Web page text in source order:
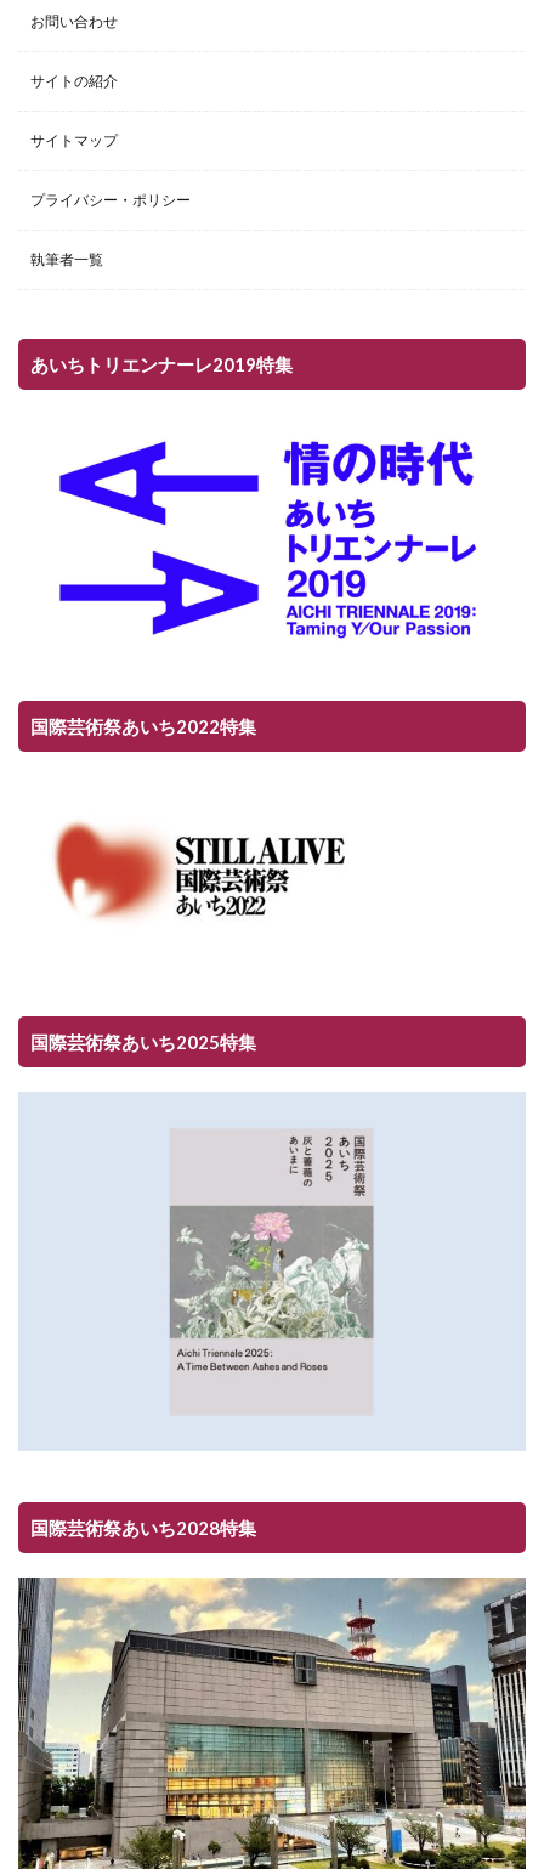
お問い合わせ
サイトの紹介
サイトマップ
プライバシー・ポリシー
執筆者一覧
あいちトリエンナーレ2019特集
国際芸術祭あいち2022特集
国際芸術祭あいち2025特集
国際芸術祭あいち2028特集